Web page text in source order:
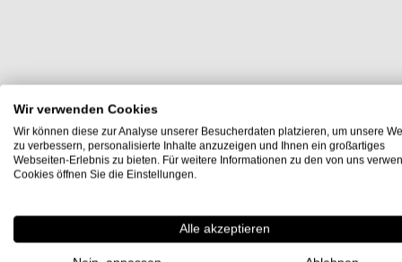
Wir verwenden Cookies
Wir können diese zur Analyse unserer Besucherdaten platzieren, um unsere
zu verbessern, personalisierte Inhalte anzuzeigen und Ihnen ein großartiges
Webseiten-Erlebnis zu bieten. Für weitere Informationen zu den von uns
Cookies öffnen Sie die Einstellungen.
Alle akzeptieren